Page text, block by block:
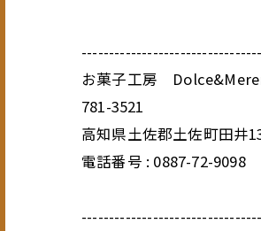
お菓子工房
781-3521
高知県土佐郡土佐町田井
電話番号 : 0887-72-9098